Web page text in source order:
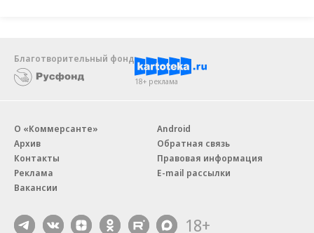
Благотворительный фонд
18+ реклама
О «Коммерсанте»
Архив
Контакты
Реклама
Вакансии
Android
Обратная связь
Правовая информация
E-mail рассылки
18+